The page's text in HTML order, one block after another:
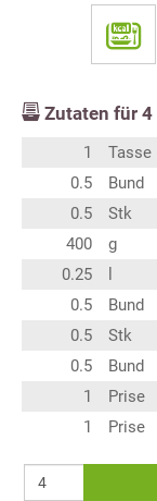
Zutaten für 4
1 Tasse
0.5
Bund
0.5
Stk
400
g
0.25
0.5
Bund
0.5
Stk
0.5
Bund
1
Prise
1
Prise